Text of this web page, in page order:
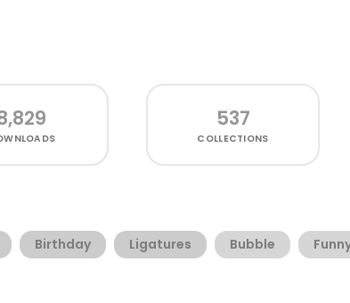
537
COLLECTIONS
Birthday Ligatures Bubble